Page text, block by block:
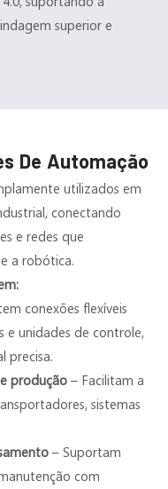
superior e
De Automação
utilizados em
conectando
e redes que
a robótica.
conexões flexíveis
e unidades de controle,
precisa.
produção – Facilitam a
sistemas
– Suportam
com